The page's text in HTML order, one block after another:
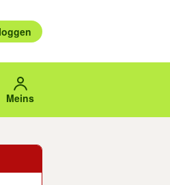
auswählen.
mit den Pfeiltasten nach oben/
Meins